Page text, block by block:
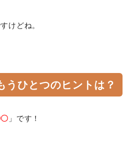
けどね。
うひとつのヒントは？
」です！